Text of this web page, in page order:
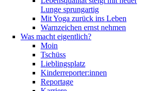
Lunge sprungartig
Mit Yoga zurück ins Leben
Warnzeichen ernst nehmen
Was macht eigentlich?
Moin
Tschüss
Lieblingsplatz
Kinderreporter:innen
Reportage